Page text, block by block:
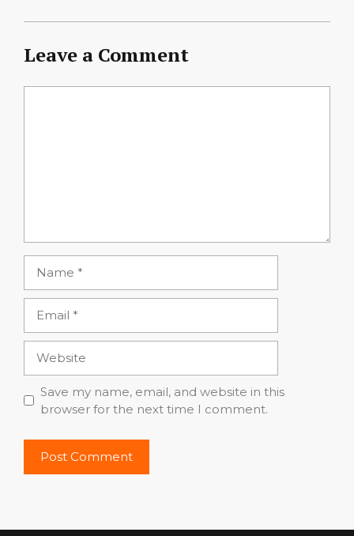
Leave a Comment
Save my name, email, and website in this
browser for the next time I comment.